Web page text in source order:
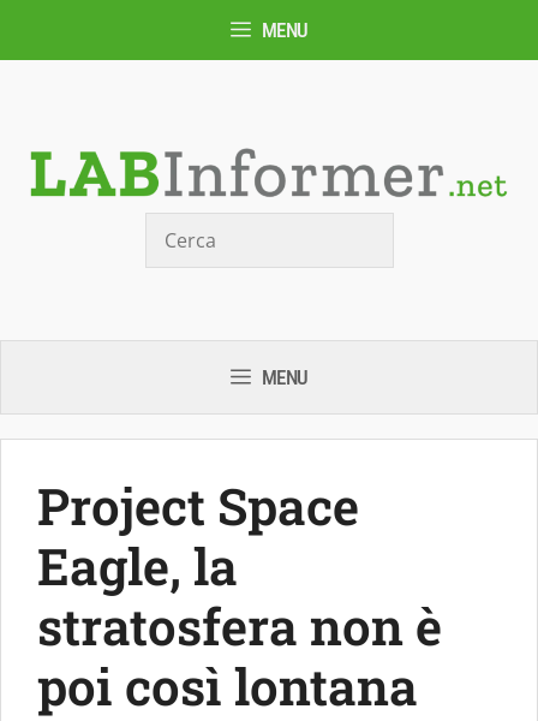
MENU
MENU
Project Space
Eagle, la
stratosfera non è
poi così lontana